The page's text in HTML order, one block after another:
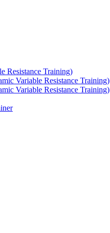
Resistance Training)
Variable Resistance Training)
Variable Resistance Training)